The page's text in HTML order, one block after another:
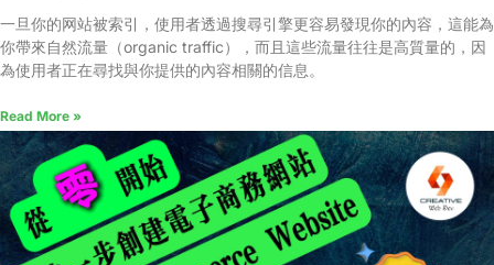
一旦你的网站被索引，使用者透過搜尋引擎更容易發現你的內容，這能為
你帶來自然流量（organic traffic），而且這些流量往往是高質量的，因
為使用者正在尋找與你提供的內容相關的信息。
Read More »